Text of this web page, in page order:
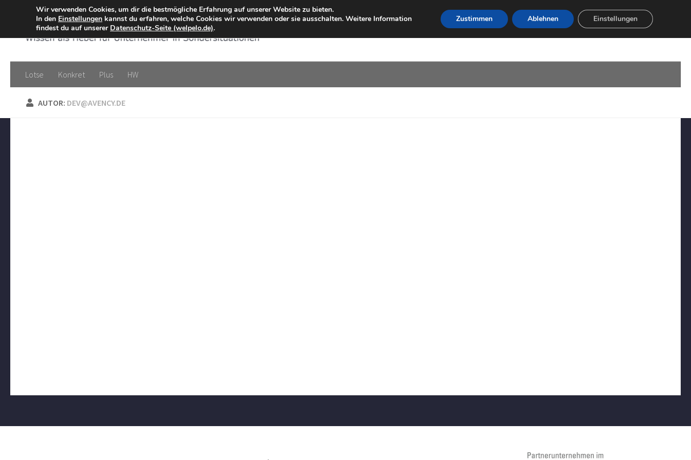
Zum Inhalt springen
Lotse Konkret Plus HW
AUTOR: DEV@AVENCY.DE
Wir verwenden Cookies, um dir die bestmögliche Erfahrung auf unserer Website zu bieten.
In den Einstellungen kannst du erfahren, welche Cookies wir verwenden oder sie ausschalten. Weitere Information
findest du auf unserer Datenschutz-Seite (welpelo.de).
Zustimmen Ablehnen Einstellungen